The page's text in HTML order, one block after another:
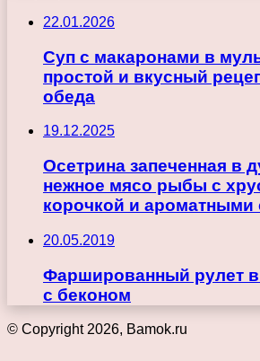
22.01.2026
Суп с макаронами в
простой и вкусный
обеда
19.12.2025
Осетрина запеченная в
нежное мясо рыбы с
корочкой и ароматными
20.05.2019
Фаршированный рулет
с беконом
© Copyright 2026, Bamok.ru